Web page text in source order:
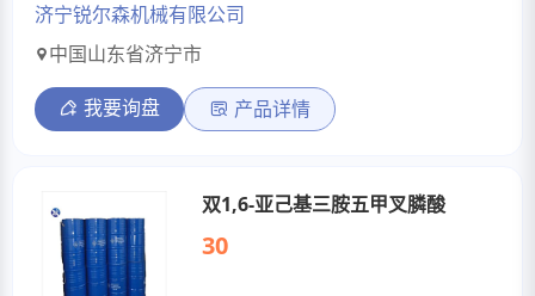
济宁锐尔森机械有限公司
中国山东省济宁市
我要询盘 产品详情
双1,6-亚己基三胺五甲叉膦酸
30